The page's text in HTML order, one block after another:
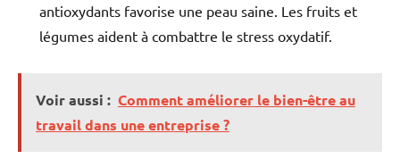
antioxydants favorise une peau saine. Les fruits et
légumes aident à combattre le stress oxydatif.
Voir aussi : Comment améliorer le bien-être au
travail dans une entreprise ?